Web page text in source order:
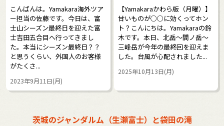
こんばんは。Yamakara海外ツア
ー担当の佐藤です。今日は、富
士山シーズン最終日を迎えた富
士吉田五合目へ行ってきまし
た。本当にシーズン最終日？？
と思うくらい、外国人のお客様
がたくさ...
2023年9月11日(月)
【Yamakaraかわら版（月曜）】
甘いものが○○に効くってホン
ト？こんにちは。Yamakaraの鈴
木です。本日、北岳～間ノ岳～
三峰岳が今年の最終回を迎えま
した。台風が心配されました...
2025年10月13日(月)
茨城のジャンダルム（生瀬富士）と袋田の滝